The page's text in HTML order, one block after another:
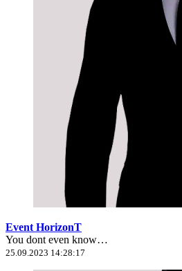
Event HorizonT
You dont even know…
25.09.2023 14:28:17